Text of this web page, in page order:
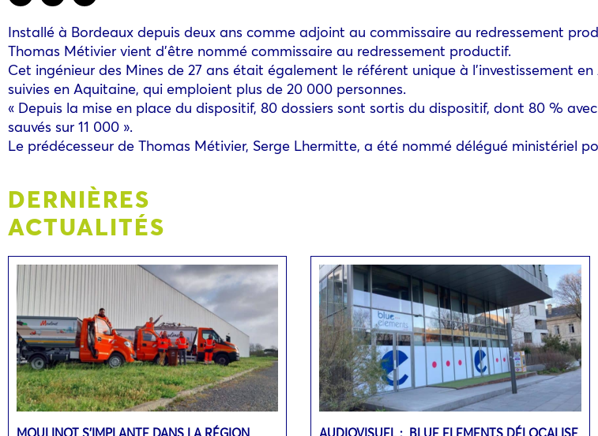
Installé à Bordeaux depuis deux ans comme adjoint au commissaire au redressement
Thomas Métivier vient d’être nommé commissaire au redressement productif.
Cet ingénieur des Mines de 27 ans était également le référent unique à l’investissement
suivies en Aquitaine, qui emploient plus de 20 000 personnes.
« Depuis la mise en place du dispositif, 80 dossiers sont sortis du dispositif, dont 80 %
sauvés sur 11 000 ».
Le prédécesseur de Thomas Métivier, Serge Lhermitte, a été nommé délégué ministériel
DERNIÈRES
ACTUALITÉS
MOULINOT S’IMPLANTE DANS LA RÉGION AUDIOVISUEL : BLUE ELEMENTS DÉLOCALISE